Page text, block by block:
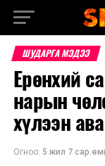
ШУДАРГА МЭДЭЭ
Ерөнхий
нарын
хүлээн
Огноо: 5 жил 7